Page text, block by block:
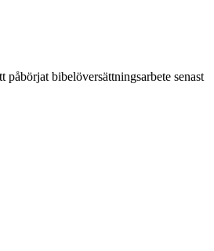
bibelöversättningsarbete senast